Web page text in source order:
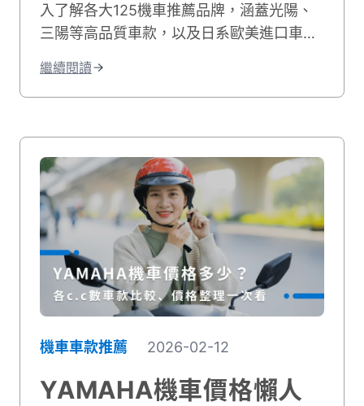
入了解各大125機車推薦品牌，涵蓋光陽、
三陽等高品質車款，以及日系歐美進口車與
車125推薦型號！
繼續閱讀
機車車款推薦 2026-02-12
YAMAHA機車價格懶人